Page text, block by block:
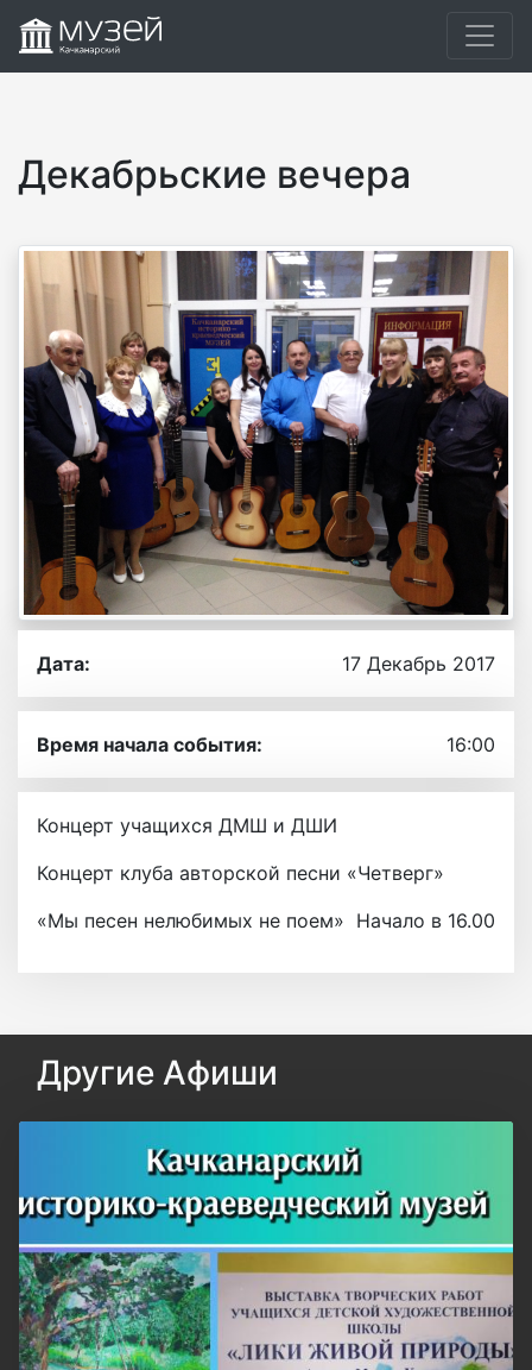
Декабрьские вечера
Дата: 17 Декабрь 2017
Время начала события: 16:00
Концерт учащихся ДМШ и ДШИ
Концерт клуба авторской песни «Четверг»
«Мы песен нелюбимых не поем» Начало в 16.00
Другие Афиши